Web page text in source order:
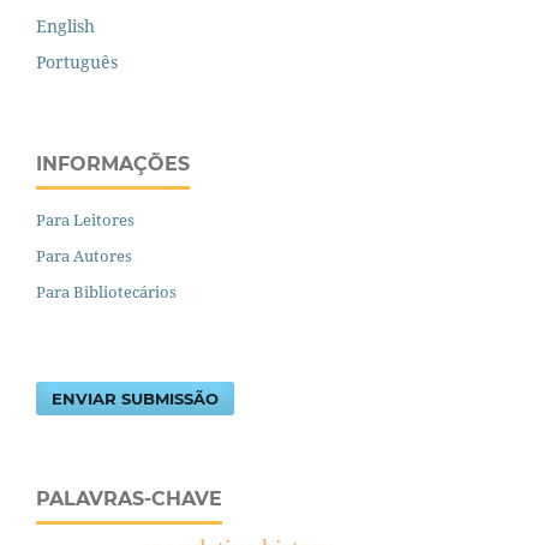
English
Português
INFORMAÇÕES
Para Leitores
Para Autores
Para Bibliotecários
ENVIAR SUBMISSÃO
PALAVRAS-CHAVE